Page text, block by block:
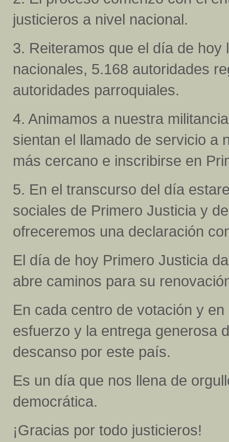
justicieros a nivel nacional.
3. Reiteramos que el día de
nacionales, 5.168 autoridades
autoridades parroquiales.
4. Animamos a nuestra
sientan el llamado de servicio a
más cercano e inscribirse en
5. En el transcurso del día
sociales de Primero Justicia y
ofreceremos una declaración
El día de hoy Primero Justicia
abre caminos para su
En cada centro de votación y
esfuerzo y la entrega generosa
descanso por este país.
Es un día que nos llena de
democrática.
¡Gracias por todo justicieros!